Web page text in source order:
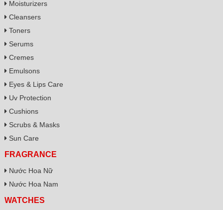
Moisturizers
Cleansers
Toners
Serums
Cremes
Emulsons
Eyes & Lips Care
Uv Protection
Cushions
Scrubs & Masks
Sun Care
FRAGRANCE
Nước Hoa Nữ
Nước Hoa Nam
WATCHES